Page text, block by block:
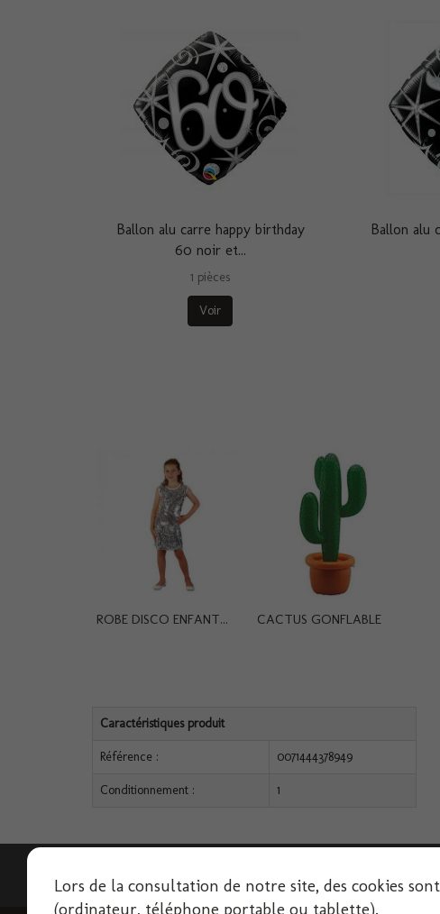
Ballon alu carre happy birthday
60 noir et...
1 pièces
Voir
Ballon alu
ROBE DISCO ENFANT... CACTUS GONFLABLE
Caractéristiques produit
Référence : 0071444378949
Conditionnement : 1
Lors de la consultation de notre site, des cookies
(ordinateur, téléphone portable ou tablette).